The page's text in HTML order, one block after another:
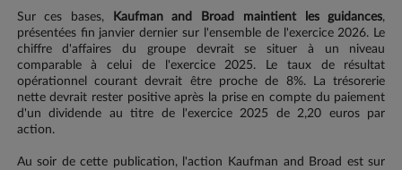
Sur ces bases, Kaufman and Broad maintient les guidances,
présentées fin janvier dernier sur l'ensemble de l'exercice 2026. Le
chiffre d'affaires du groupe devrait se situer à un niveau
comparable à celui de l'exercice 2025. Le taux de résultat
opérationnel courant devrait être proche de 8%. La trésorerie
nette devrait rester positive après la prise en compte du paiement
d'un dividende au titre de l'exercice 2025 de 2,20 euros par
action.
Au soir de cette publication, l'action Kaufman and Broad est sur